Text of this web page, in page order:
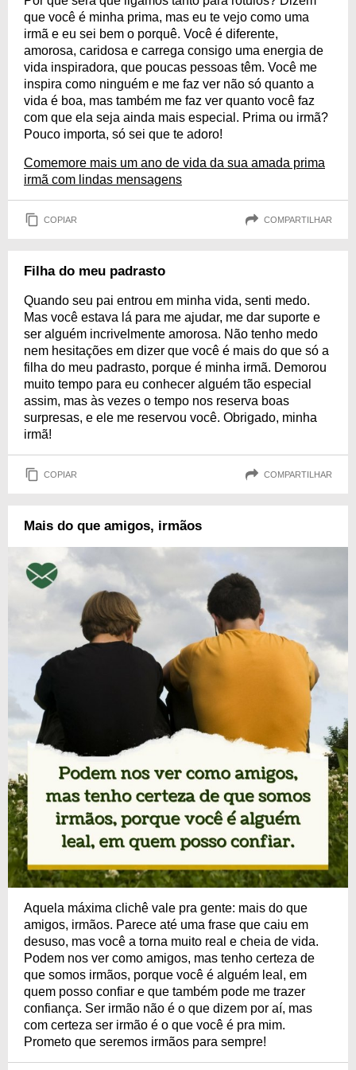
que você é minha prima, mas eu te vejo como uma
irmã e eu sei bem o porquê. Você é diferente,
amorosa, caridosa e carrega consigo uma energia de
vida inspiradora, que poucas pessoas têm. Você me
inspira como ninguém e me faz ver não só quanto a
vida é boa, mas também me faz ver quanto você faz
com que ela seja ainda mais especial. Prima ou irmã?
Pouco importa, só sei que te adoro!
Comemore mais um ano de vida da sua amada prima
irmã com lindas mensagens
COPIAR COMPARTILHAR
Filha do meu padrasto
Quando seu pai entrou em minha vida, senti medo.
Mas você estava lá para me ajudar, me dar suporte e
ser alguém incrivelmente amorosa. Não tenho medo
nem hesitações em dizer que você é mais do que só a
filha do meu padrasto, porque é minha irmã. Demorou
muito tempo para eu conhecer alguém tão especial
assim, mas às vezes o tempo nos reserva boas
surpresas, e ele me reservou você. Obrigado, minha
irmã!
COPIAR COMPARTILHAR
Mais do que amigos, irmãos
Aquela máxima clichê vale pra gente: mais do que
amigos, irmãos. Parece até uma frase que caiu em
desuso, mas você a torna muito real e cheia de vida.
Podem nos ver como amigos, mas tenho certeza de
que somos irmãos, porque você é alguém leal, em
quem posso confiar e que também pode me trazer
confiança. Ser irmão não é o que dizem por aí, mas
com certeza ser irmão é o que você é pra mim.
Prometo que seremos irmãos para sempre!